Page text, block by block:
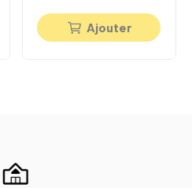
Ajouter